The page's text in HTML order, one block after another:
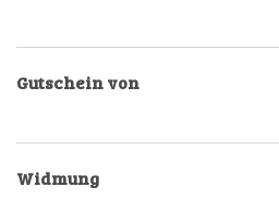
Gutschein von
Widmung